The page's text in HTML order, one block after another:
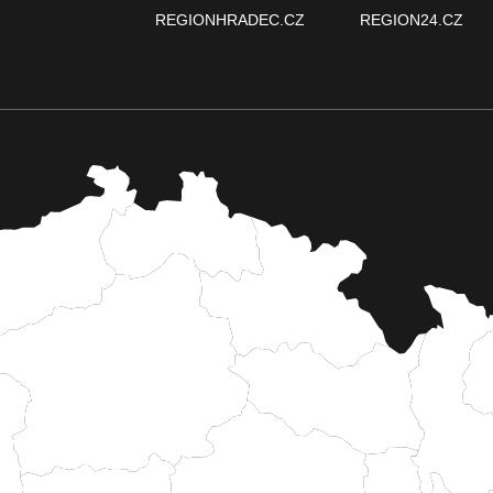
REGIONHRADEC.CZ REGION24.CZ